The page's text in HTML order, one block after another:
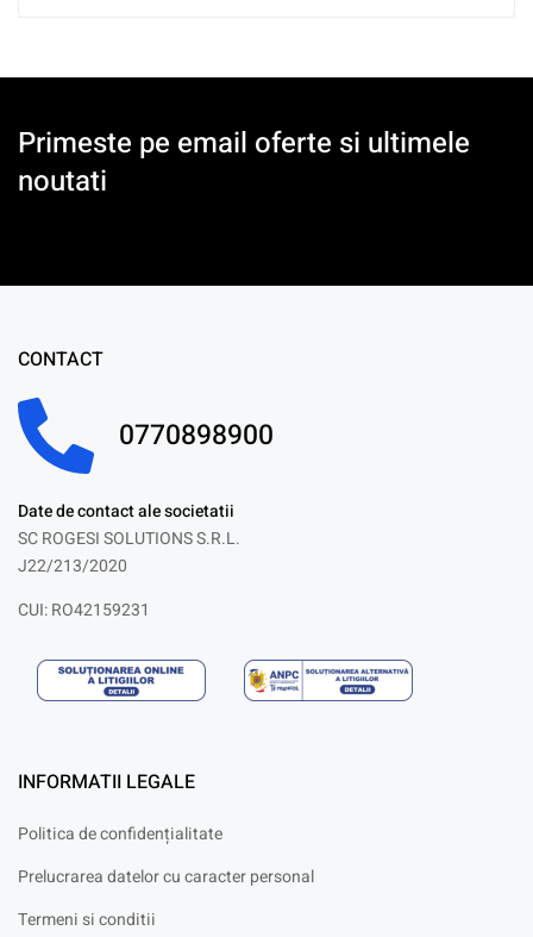
Primeste pe email oferte si ultimele
noutati
CONTACT
0770898900
Date de contact ale societatii
SC ROGESI SOLUTIONS S.R.L.
J22/213/2020
CUI: RO42159231
INFORMATII LEGALE
Politica de confidențialitate
Prelucrarea datelor cu caracter personal
Termeni si conditii